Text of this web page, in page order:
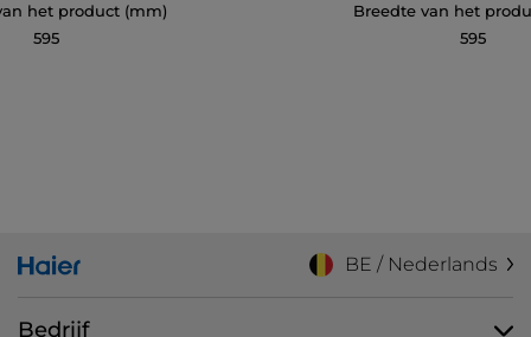
het product (mm)
595
Breedte van het
595
BE / Nederlands
Bedrijf